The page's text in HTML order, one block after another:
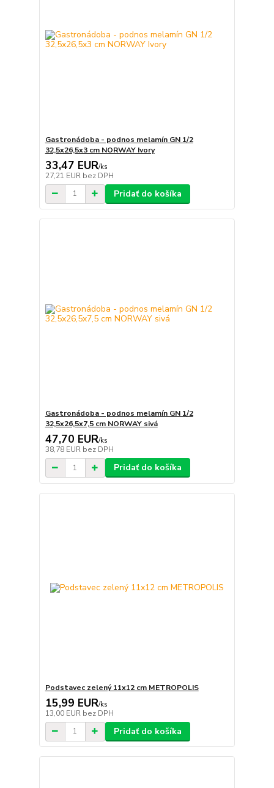
Gastronádoba - podnos melamín GN 1/2
32,5x26,5x3 cm NORWAY Ivory
33,47 EUR/ks
27,21 EUR bez DPH
Pridať do košíka
Gastronádoba - podnos melamín GN 1/2
32,5x26,5x7,5 cm NORWAY sivá
47,70 EUR/ks
38,78 EUR bez DPH
Pridať do košíka
Podstavec zelený 11x12 cm METROPOLIS
15,99 EUR/ks
13,00 EUR bez DPH
Pridať do košíka